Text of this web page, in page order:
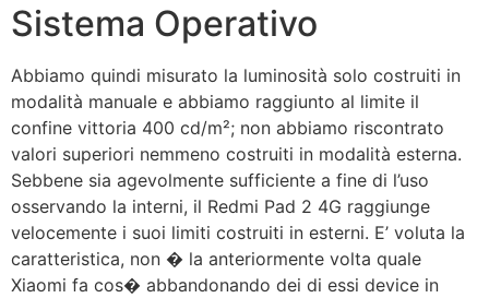
Sistema Operativo
Abbiamo quindi misurato la luminosità solo costruiti in
modalità manuale e abbiamo raggiunto al limite il
confine vittoria 400 cd/m²; non abbiamo riscontrato
valori superiori nemmeno costruiti in modalità esterna.
Sebbene sia agevolmente sufficiente a fine di l’uso
osservando la interni, il Redmi Pad 2 4G raggiunge
velocemente i suoi limiti costruiti in esterni. E’ voluta la
caratteristica, non � la anteriormente volta quale
Xiaomi fa cos� abbandonando dei di essi device in